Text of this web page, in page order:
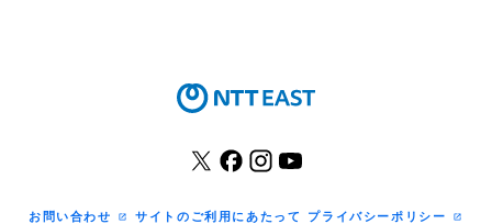
お問い合わせ サイトのご利用にあたって
プライバシーポリシー